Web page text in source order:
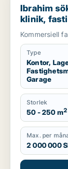
Ibrahim
klinik,
hotell eller
Kommersiell
Type
Kontor,
Garage
Storlek
50 - 250 m2
Max. per
2 000 000